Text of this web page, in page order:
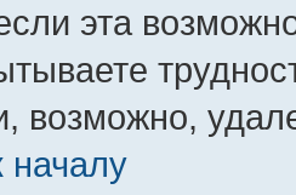
эта
возможно,
началу